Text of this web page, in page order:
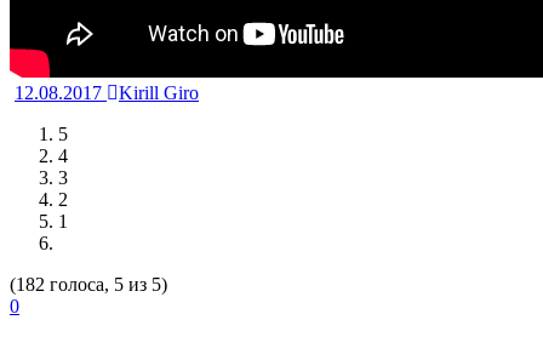
12.08.2017
Kirill Giro
5
4
3
2
1
(182 голоса, 5 из 5)
0